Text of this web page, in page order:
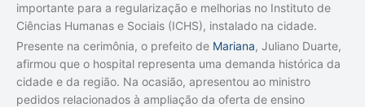
importante para a regularização e melhorias no Instituto de
Ciências Humanas e Sociais (ICHS), instalado na cidade.
Presente na cerimônia, o prefeito de Mariana, Juliano Duarte,
afirmou que o hospital representa uma demanda histórica da
cidade e da região. Na ocasião, apresentou ao ministro
pedidos relacionados à ampliação da oferta de ensino